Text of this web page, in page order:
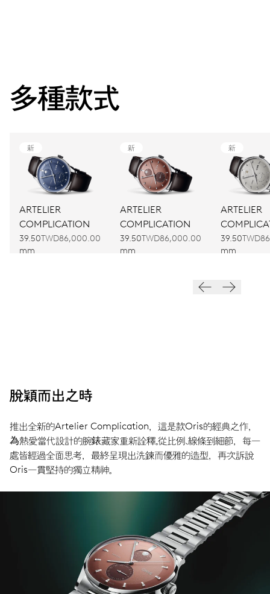
多種款式
新
ARTELIER
COMPLICATION
39.50
mm
TWD86,000.00
新
ARTELIER
COMPLICATION
39.50
mm
TWD86,000.00
新
ARTELIER
39.50
mm
脫穎而出之時
推出全新的Artelier Complication，這是款Oris的經典之作，
為熱愛當代設計的腕錶藏家重新詮釋。從比例、線條到細節，每一
處皆經過全面思考，最終呈現出洗鍊而優雅的造型，再次訴說
Oris一貫堅持的獨立精神。